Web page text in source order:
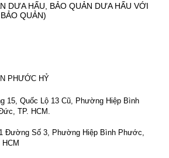
DƯA HẤU, BẢO QUẢN DƯA HẤU VỚI
QUẢN)
PHƯỚC HỶ
15, Quốc Lộ 13 Cũ, Phường Hiệp Bình
TP. HCM.
Đường Số 3, Phường Hiệp Bình Phước,